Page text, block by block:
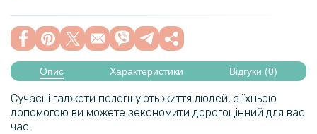
649 грн
Протиударний чохол накладка Metal Glass для ZTE nubia Z60S Pro
79 грн
119 грн
Опис Характеристики Відгуки (0)
Сучасні гаджети полегшують життя людей, з їхньою
допомогою ви можете зекономити дорогоцінний для вас
час.